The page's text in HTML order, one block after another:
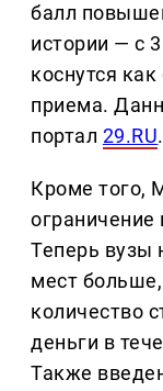
балл
истории — с
коснутся
приема.
портал 29.RU.
Кроме того,
ограничение
Теперь вузы
мест
количество
деньги в
Также